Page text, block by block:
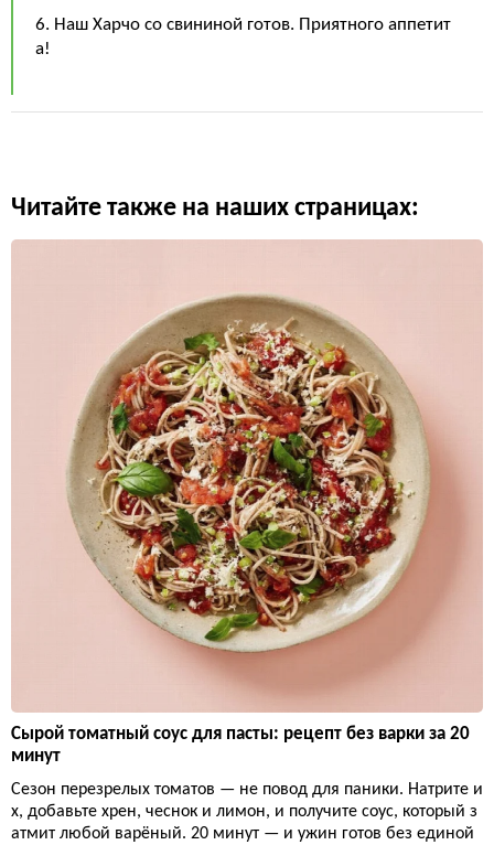
6. Наш Харчо со свининой готов. Приятного аппетит
а!
Читайте также на наших страницах:
Сырой томатный соус для пасты: рецепт без варки за 20
минут
Сезон перезрелых томатов — не повод для паники. Натрите и
х, добавьте хрен, чеснок и лимон, и получите соус, который з
атмит любой варёный. 20 минут — и ужин готов без единой